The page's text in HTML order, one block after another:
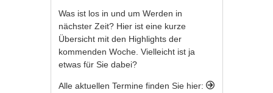
Was ist los in und um Werden in
nächster Zeit? Hier ist eine kurze
Übersicht mit den Highlights der
kommenden Woche. Vielleicht ist ja
etwas für Sie dabei?
Alle aktuellen Termine finden Sie hier: